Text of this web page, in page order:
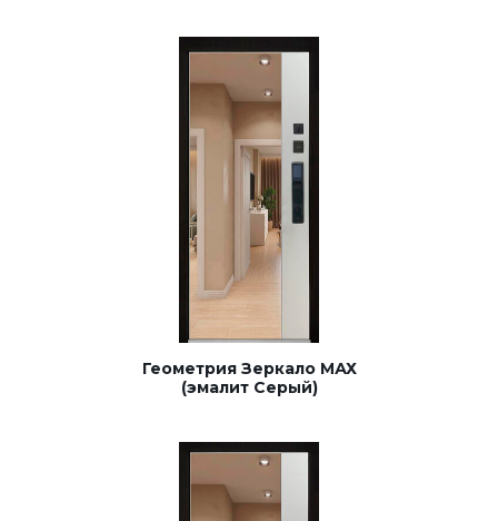
Геометрия Зеркало МАХ
(эмалит Серый)